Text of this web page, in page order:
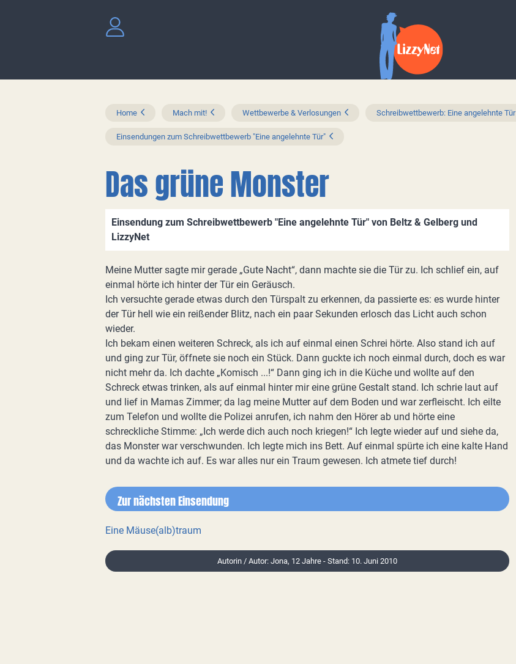
Home Mach mit! Wettbewerbe & Verlosungen Schreibwettbewerb: Eine angelehnte Tür
Einsendungen zum Schreibwettbewerb "Eine angelehnte Tür"
Das grüne Monster
Einsendung zum Schreibwettbewerb "Eine angelehnte Tür" von Beltz & Gelberg und
LizzyNet
Meine Mutter sagte mir gerade „Gute Nacht“, dann machte sie die Tür zu. Ich schlief ein, auf
einmal hörte ich hinter der Tür ein Geräusch.
Ich versuchte gerade etwas durch den Türspalt zu erkennen, da passierte es: es wurde hinter
der Tür hell wie ein reißender Blitz, nach ein paar Sekunden erlosch das Licht auch schon
wieder.
Ich bekam einen weiteren Schreck, als ich auf einmal einen Schrei hörte. Also stand ich auf
und ging zur Tür, öffnete sie noch ein Stück. Dann guckte ich noch einmal durch, doch es war
nicht mehr da. Ich dachte „Komisch ...!“ Dann ging ich in die Küche und wollte auf den
Schreck etwas trinken, als auf einmal hinter mir eine grüne Gestalt stand. Ich schrie laut auf
und lief in Mamas Zimmer; da lag meine Mutter auf dem Boden und war zerfleischt. Ich eilte
zum Telefon und wollte die Polizei anrufen, ich nahm den Hörer ab und hörte eine
schreckliche Stimme: „Ich werde dich auch noch kriegen!“ Ich legte wieder auf und siehe da,
das Monster war verschwunden. Ich legte mich ins Bett. Auf einmal spürte ich eine kalte Hand
und da wachte ich auf. Es war alles nur ein Traum gewesen. Ich atmete tief durch!
Zur nächsten Einsendung
Eine Mäuse(alb)traum
Autorin / Autor: Jona, 12 Jahre - Stand: 10. Juni 2010